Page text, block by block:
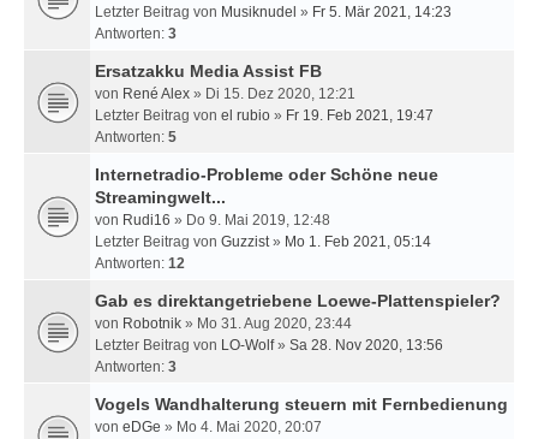
Letzter Beitrag von Musiknudel » Fr 5. Mär 2021, 14:23
Antworten: 3
Ersatzakku Media Assist FB
von René Alex » Di 15. Dez 2020, 12:21
Letzter Beitrag von el rubio » Fr 19. Feb 2021, 19:47
Antworten: 5
Internetradio-Probleme oder Schöne neue
Streamingwelt...
von Rudi16 » Do 9. Mai 2019, 12:48
Letzter Beitrag von Guzzist» Mo 1. Feb 2021, 05:14
Antworten: 12
Gab es direktangetriebene Loewe-Plattenspieler?
von Robotnik » Mo 31. Aug 2020, 23:44
Letzter Beitrag von LO-Wolf» Sa 28. Nov 2020, 13:56
Antworten: 3
Vogels Wandhalterung steuern mit Fernbedienung
von eDGe » Mo 4. Mai 2020, 20:07